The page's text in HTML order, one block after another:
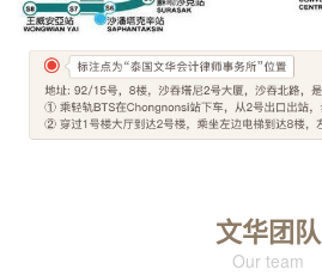
文华团队
Our team